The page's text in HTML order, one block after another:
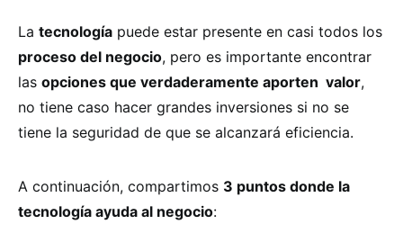
La tecnología puede estar presente en casi todos los
proceso del negocio, pero es importante encontrar
las opciones que verdaderamente aporten valor,
no tiene caso hacer grandes inversiones si no se
tiene la seguridad de que se alcanzará eficiencia.
A continuación, compartimos 3 puntos donde la
tecnología ayuda al negocio: